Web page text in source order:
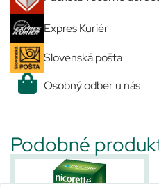
Expres Kuriér
Slovenská pošta
Osobný odber u nás
Podobné